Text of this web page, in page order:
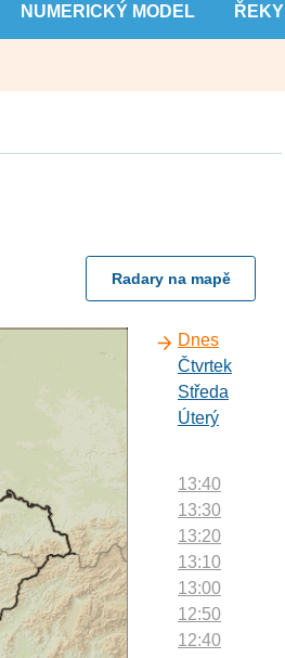
NUMERICKÝ MODEL ŘEKY
Radary na mapě
Dnes
Čtvrtek
Středa
Úterý
13:40
13:30
13:20
13:10
13:00
12:50
12:40